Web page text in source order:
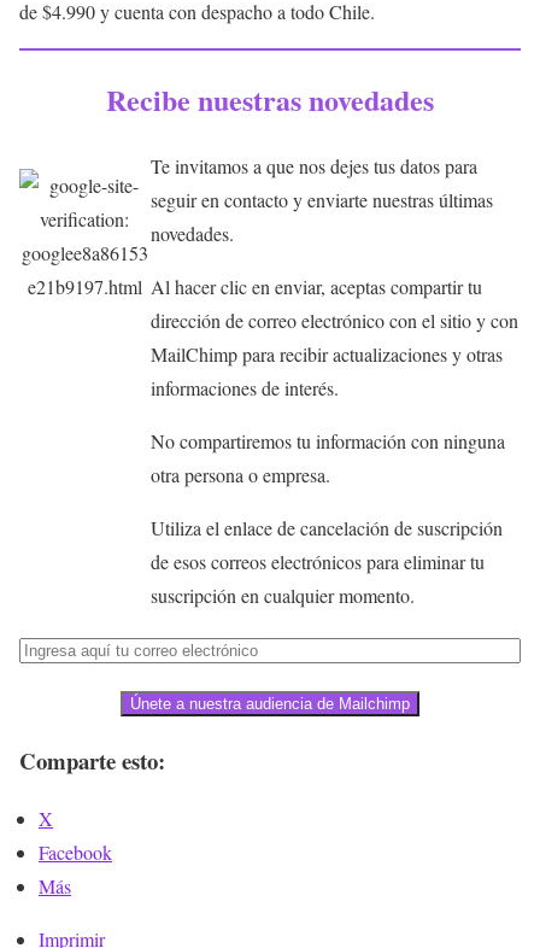
de $4.990 y cuenta con despacho a todo Chile.
Recibe nuestras novedades
Te invitamos a que nos dejes tus datos para
seguir en contacto y enviarte nuestras últimas
novedades.
Al hacer clic en enviar, aceptas compartir tu
dirección de correo electrónico con el sitio y con
MailChimp para recibir actualizaciones y otras
informaciones de interés.
No compartiremos tu información con ninguna
otra persona o empresa.
Utiliza el enlace de cancelación de suscripción
de esos correos electrónicos para eliminar tu
suscripción en cualquier momento.
Únete a nuestra audiencia de Mailchimp
Comparte esto:
X
Facebook
Más
Imprimir